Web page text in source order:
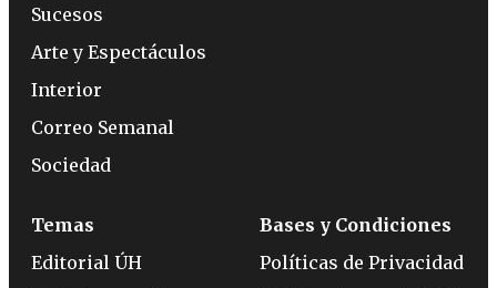
Sucesos
Arte y Espectáculos
Interior
Correo Semanal
Sociedad
Temas
Editorial ÚH
Bases y Condiciones
Políticas de Privacidad